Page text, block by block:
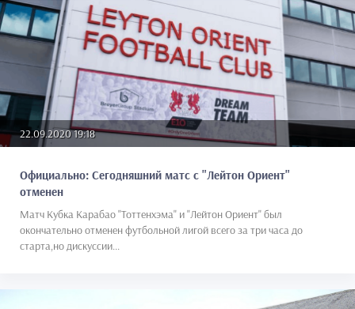
22.09.2020 19:18
Официально: Сегодняшний матс с "Лейтон Ориент"
отменен
Матч Кубка Карабао "Тоттенхэма" и "Лейтон Ориент" был
окончательно отменен футбольной лигой всего за три часа до
старта,но дискуссии...